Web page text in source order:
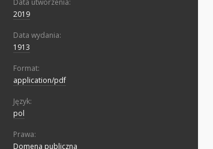
Data utworzenia:
2019
Data wydania:
1913
Format:
application/pdf
Język:
pol
Prawa:
Domena publiczna